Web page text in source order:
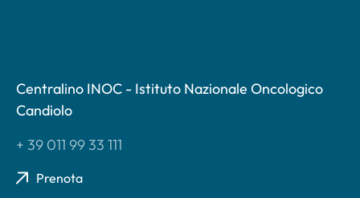
Centralino INOC - Istituto Nazionale Oncologico
Candiolo
+ 39 011 99 33 111
Prenota